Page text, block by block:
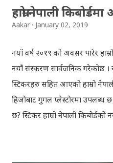
हाम्रो नेपाली
Aakar January 02, 2019
नयाँ वर्ष २०१९ को अवसर पारेर हाम्रो
नयाँ संस्करण सार्वजनिक गरेकोछ ।
स्टिकरहरु सहित आएको हाम्रो
हिजोबाट गुगल प्लेस्टोरमा उपलब्ध छ
छ? स्टिकर हाम्रो नेपाली